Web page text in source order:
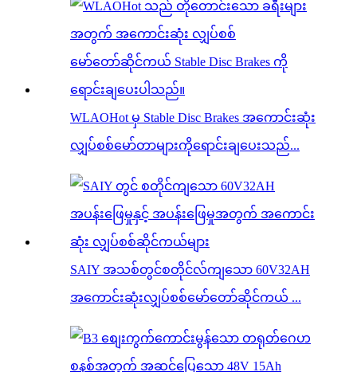
WLAOHot မှ Stable Disc Brakes အကောင်းဆုံး
လျှပ်စစ်မော်တာများကိုရောင်းချပေးသည်...
SAIY အသစ်တွင်စတိုင်လ်ကျသော 60V32AH
အကောင်းဆုံးလျှပ်စစ်မော်တော်ဆိုင်ကယ် ...